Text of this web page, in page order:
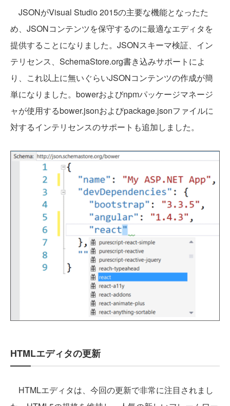
JSONがVisual Studio 2015の主要な機能となったた
め、JSONコンテンツを保守するのに最適なエディタを
提供することになりました。JSONスキーマ検証、イン
テリセンス、SchemaStore.org書き込みサポートによ
り、これ以上に無いぐらいJSONコンテンツの作成が簡
単になりました。bowerおよびnpmパッケージマネージ
ャが使用するbower.jsonおよびpackage.jsonファイルに
対するインテリセンスのサポートも追加しました。
HTMLエディタの更新
HTMLエディタは、今回の更新で非常に注目されまし